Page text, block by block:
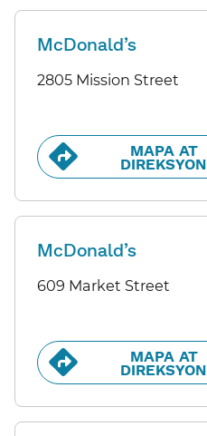
McDonald’s
2805 Mission Street
MAPA AT
DIREKSYON​​
McDonald’s
609 Market Street
MAPA AT
DIREKSYON​​